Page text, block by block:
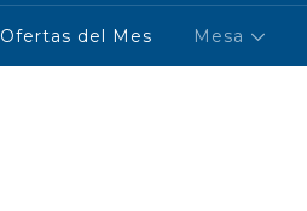
Ofertas del Mes Mesa